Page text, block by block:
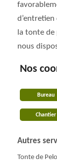
la tonte de
nous
Nos
Bureau
Chantier
Autres
Tonte de